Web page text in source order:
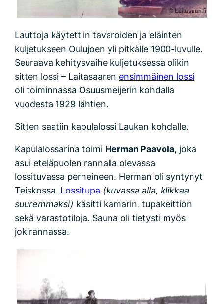
Lauttoja käytettiin tavaroiden ja eläinten
kuljetukseen Oulujoen yli pitkälle 1900-luvulle.
Seuraava kehitysvaihe kuljetuksessa olikin
sitten lossi – Laitasaaren ensimmäinen lossi
oli toiminnassa Osuusmeijerin kohdalla
vuodesta 1929 lähtien.
Sitten saatiin kapulalossi Laukan kohdalle.
Kapulalossarina toimi Herman Paavola, joka
asui eteläpuolen rannalla olevassa
lossituvassa perheineen. Herman oli syntynyt
Teiskossa. Lossitupa (kuvassa alla, klikkaa
suuremmaksi) käsitti kamarin, tupakeittiön
sekä varastotiloja. Sauna oli tietysti myös
jokirannassa.